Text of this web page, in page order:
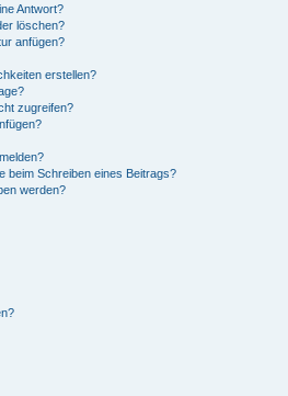
Antwort?
löschen?
anfügen?
erstellen?
zugreifen?
beim Schreiben eines Beitrags?
werden?